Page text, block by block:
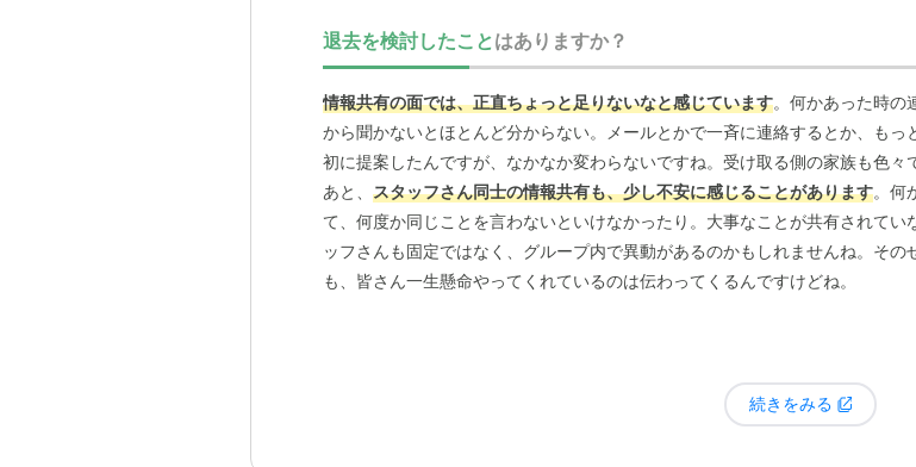
退去を検討したことはありますか？
情報共有の面では、正直ちょっと足りないなと感じています。何かあった時の
から聞かないとほとんど分からない。メールとかで一斉に連絡するとか、も
初に提案したんですが、なかなか変わらないですね。受け取る側の家族も色々
あと、 スタッフさん同士の情報共有も、少し不安に感じることがあります。何
て、何度か同じことを言わないといけなかったり。大事なことが共有されて
ッフさんも固定ではなく、グループ内で異動があるのかもしれませんね。そ
も、皆さん一生懸命やってくれているのは伝わってくるんですけどね。
続きをみる